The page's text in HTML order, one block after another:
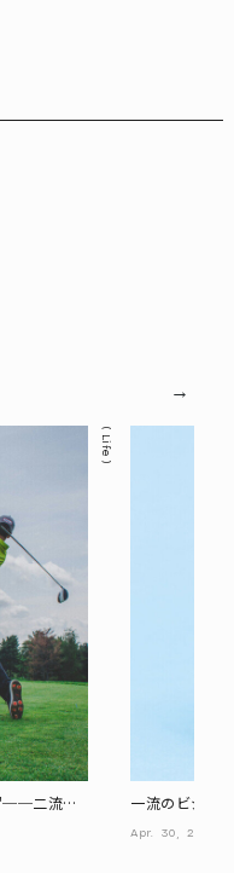
Life
"──二流は
一流のビジネ
方」、差がつ
Apr. 30, 2026